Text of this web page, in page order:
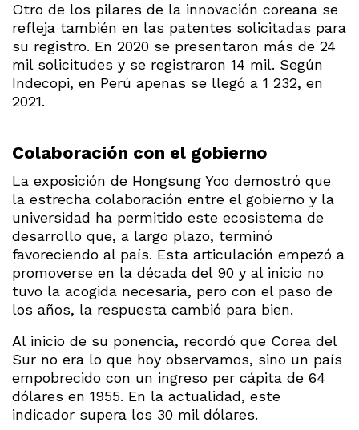
Otro de los pilares de la innovación coreana se
refleja también en las patentes solicitadas para
su registro. En 2020 se presentaron más de 24
mil solicitudes y se registraron 14 mil. Según
Indecopi, en Perú apenas se llegó a 1 232, en
2021.
Colaboración con el gobierno
La exposición de Hongsung Yoo demostró que
la estrecha colaboración entre el gobierno y la
universidad ha permitido este ecosistema de
desarrollo que, a largo plazo, terminó
favoreciendo al país. Esta articulación empezó a
promoverse en la década del 90 y al inicio no
tuvo la acogida necesaria, pero con el paso de
los años, la respuesta cambió para bien.
Al inicio de su ponencia, recordó que Corea del
Sur no era lo que hoy observamos, sino un país
empobrecido con un ingreso per cápita de 64
dólares en 1955. En la actualidad, este
indicador supera los 30 mil dólares.